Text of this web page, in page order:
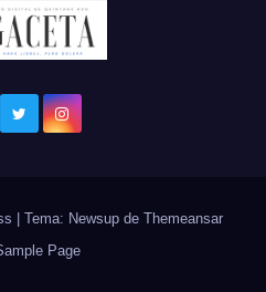
Tema: Newsup de Themeansar
Page